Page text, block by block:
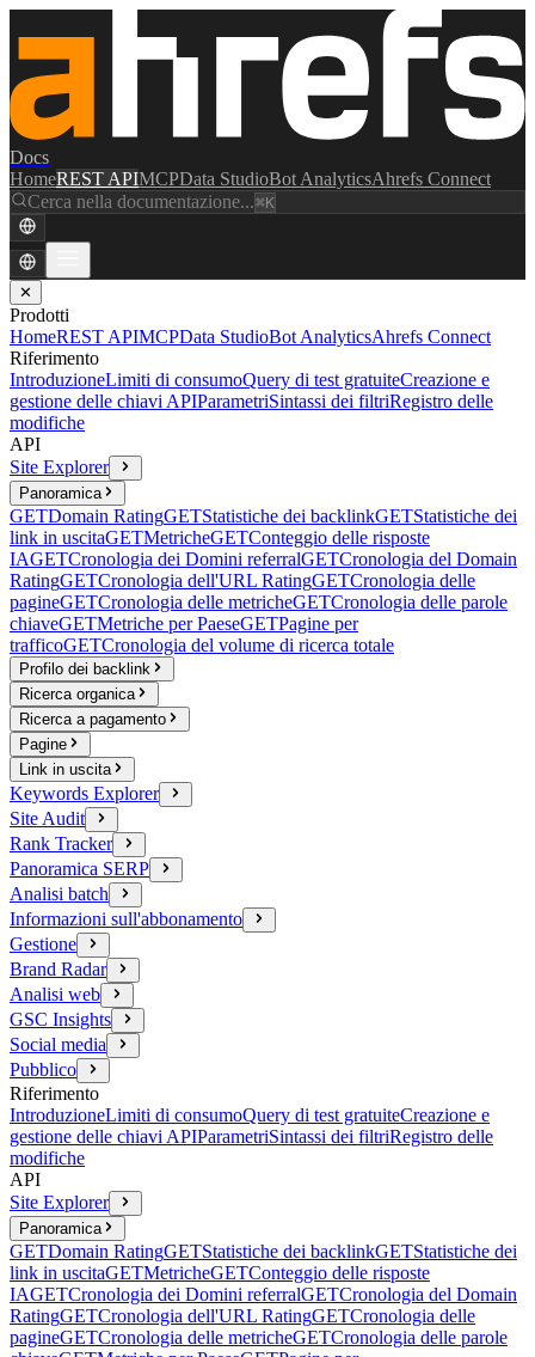
Docs
HomeREST APIMCPData StudioBot AnalyticsAhrefs Connect
Cerca nella documentazione...⌘K
✕
Prodotti
HomeREST APIMCPData StudioBot AnalyticsAhrefs Connect
Riferimento
IntroduzioneLimiti di consumoQuery di test gratuiteCreazione e
gestione delle chiavi APIParametriSintassi dei filtriRegistro delle
modifiche
API
Site Explorer
Panoramica
GETDomain RatingGETStatistiche dei backlinkGETStatistiche dei
link in uscitaGETMetricheGETConteggio delle risposte
IAGETCronologia dei Domini referralGETCronologia del Domain
RatingGETCronologia dell'URL RatingGETCronologia delle
pagineGETCronologia delle metricheGETCronologia delle parole
chiaveGETMetriche per PaeseGETPagine per
trafficoGETCronologia del volume di ricerca totale
Profilo dei backlink
Ricerca organica
Ricerca a pagamento
Pagine
Link in uscita
Keywords Explorer
Site Audit
Rank Tracker
Panoramica SERP
Analisi batch
Informazioni sull'abbonamento
Gestione
Brand Radar
Analisi web
GSC Insights
Social media
Pubblico
Riferimento
IntroduzioneLimiti di consumoQuery di test gratuiteCreazione e
gestione delle chiavi APIParametriSintassi dei filtriRegistro delle
modifiche
API
Site Explorer
Panoramica
GETDomain RatingGETStatistiche dei backlinkGETStatistiche dei
link in uscitaGETMetricheGETConteggio delle risposte
IAGETCronologia dei Domini referralGETCronologia del Domain
RatingGETCronologia dell'URL RatingGETCronologia delle
pagineGETCronologia delle metricheGETCronologia delle parole